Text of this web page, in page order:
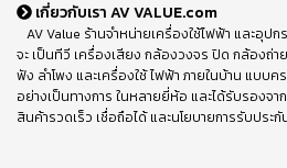
เกี่ยวกับเรา AV VALUE.com
AV Value ร้านจำหน่ายเครื่องใช้ไฟฟ้า และอุ
จะ เป็นทีวี เครื่องเสียง กล้องวงจร ปิด กล้องถ่
ฟัง ลำโพง และเครื่องใช้ ไฟฟ้า ภายในบ้าน แบบ
อย่างเป็นทางการ ในหลายยี่ห้อ และได้รับรองจ
สินค้ารวดเร็ว เชื่อถือได้ และนโยบายการรับประ